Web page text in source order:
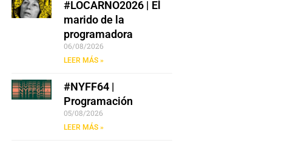
#LOCARNO2026 | El
marido de la
programadora
06/08/2026
LEER MÁS »
#NYFF64 |
Programación
05/08/2026
LEER MÁS »